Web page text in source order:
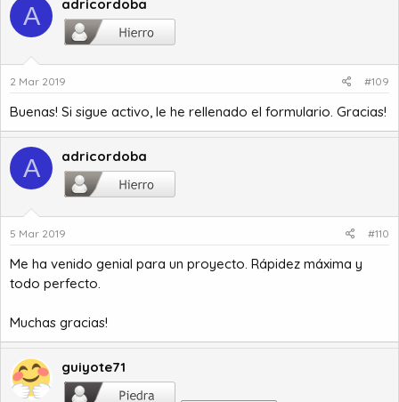
A adricordoba
2 Mar 2019 #109
Buenas! Si sigue activo, le he rellenado el formulario. Gracias!
A adricordoba
5 Mar 2019 #110
Me ha venido genial para un proyecto. Rápidez máxima y
todo perfecto.
Muchas gracias!
guiyote71